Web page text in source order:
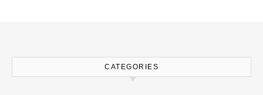
CATEGORIES